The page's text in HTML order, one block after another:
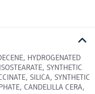
HYDROGENATED
SYNTHETIC
SILICA, SYNTHETIC
CANDELILLA CERA,